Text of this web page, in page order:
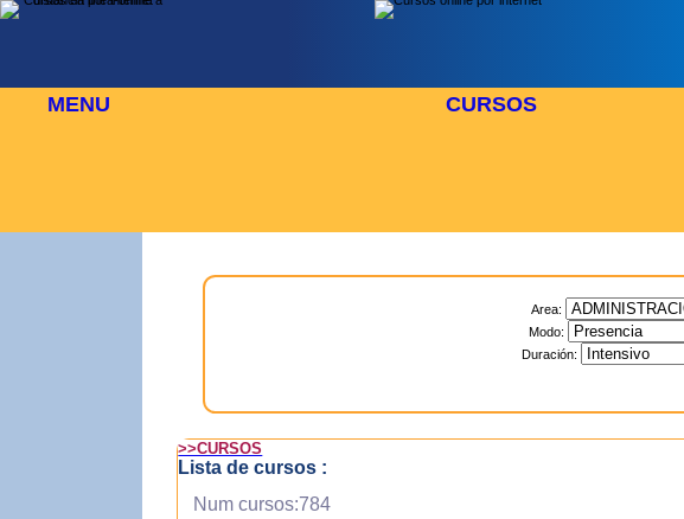
MENU CURSOS
Area:
Modo:
Duración:
>>CURSOS
Lista de cursos :
Num cursos:784